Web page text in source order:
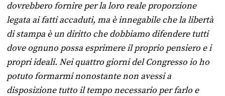
dovrebbero fornire per la loro reale proporzione
legata ai fatti accaduti, ma è innegabile che la libertà
di stampa è un diritto che dobbiamo difendere tutti
dove ognuno possa esprimere il proprio pensiero e i
propri ideali. Nei quattro giorni del Congresso io ho
potuto formarmi nonostante non avessi a
disposizione tutto il tempo necessario per farlo e